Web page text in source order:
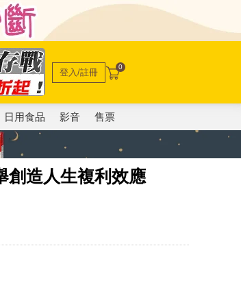
登入/註冊 0
日用食品 影音 售票
創造人生複利效應